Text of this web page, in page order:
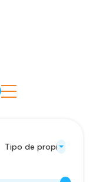
Tipo de propiedad